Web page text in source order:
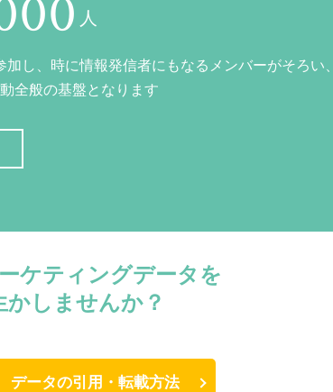
人
し、時に情報発信者にもなるメンバーがそろい、
全般の基盤となります
ケティングデータを
しませんか？
データの引用・転載方法